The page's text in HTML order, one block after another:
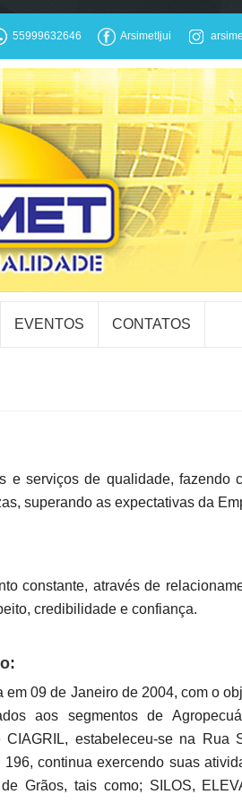
55999632646 ArsimetIjui
EVENTOS CONTATOS
e serviços de qualidade, fazendo
superando as expectativas da
constante, através de
credibilidade e confiança.
em 09 de Janeiro de 2004, com o
aos segmentos de
CIAGRIL, estabeleceu-se na
continua exercendo suas
Grãos, tais como; SILOS,